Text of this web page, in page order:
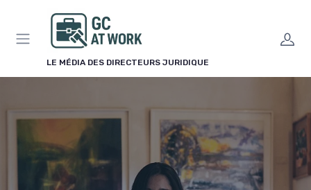
LE MÉDIA DES DIRECTEURS JURIDIQUE